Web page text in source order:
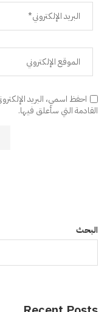
احفظ اسمي، البريد
القادمة التي سأعلق فيها.
البحث